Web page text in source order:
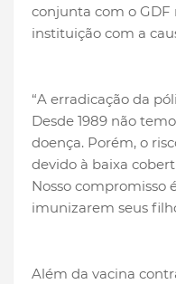
conjunta com o
instituição com a
“A erradicação da
Desde 1989 não
doença. Porém, o
devido à baixa
Nosso compromisso
imunizarem seus
Além da vacina